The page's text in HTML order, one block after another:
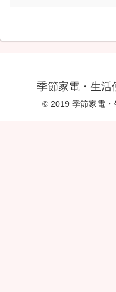
季節家電・生活
© 2019 季節家電・